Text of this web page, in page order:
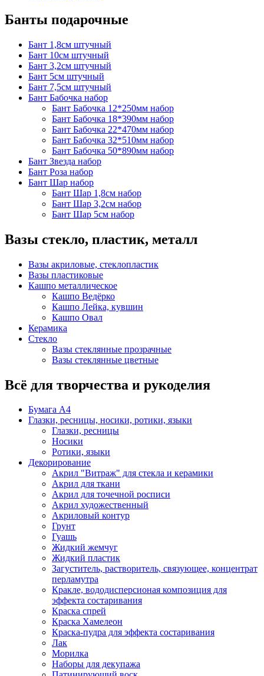
Банты подарочные
Бант 1,8см штучный
Бант 10см штучный
Бант 3,2см штучный
Бант 5см штучный
Бант 7,5см штучный
Бант Бабочка набор
Бант Бабочка 12*250мм набор
Бант Бабочка 18*390мм набор
Бант Бабочка 22*470мм набор
Бант Бабочка 32*510мм набор
Бант Бабочка 50*890мм набор
Бант Звезда набор
Бант Роза набор
Бант Шар набор
Бант Шар 1,8см набор
Бант Шар 3,2см набор
Бант Шар 5см набор
Вазы стекло, пластик, металл
Вазы акриловые, стеклопластик
Вазы пластиковые
Кашпо металлическое
Кашпо Ведёрко
Кашпо Лейка, кувшин
Кашпо Овал
Керамика
Стекло
Вазы стеклянные прозрачные
Вазы стеклянные цветные
Всё для творчества и рукоделия
Бумага А4
Глазки, ресницы, носики, ротики, языки
Глазки, ресницы
Носики
Ротики, языки
Декорирование
Акрил "Витраж" для стекла и керамики
Акрил для ткани
Акрил для точечной росписи
Акрил художественный
Акриловый контур
Грунт
Гуашь
Жидкий жемчуг
Жидкий пластик
Загуститель, растворитель, связующее, концентрат
перламутра
Кракле, вододисперсионая композиция для
эффекта состаривания
Краска спрей
Краска Хамелеон
Краска-пудра для эффекта состаривания
Лак
Морилка
Наборы для декупажа